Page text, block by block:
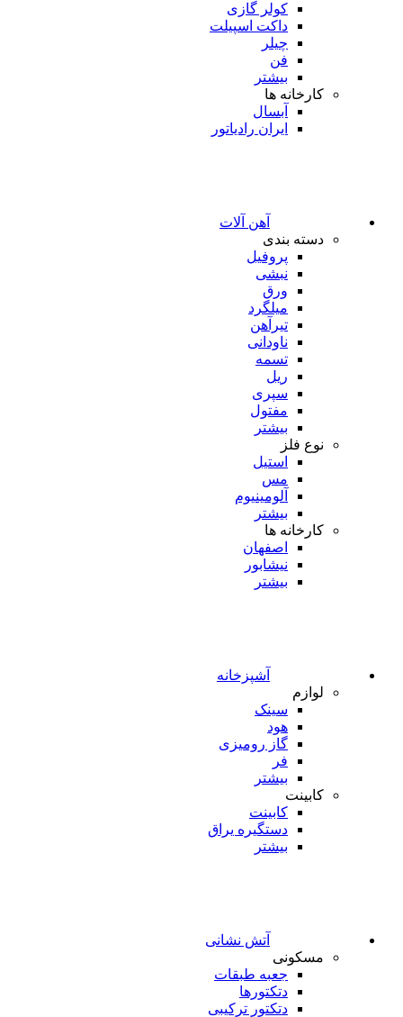
کولر گازی
داکت اسپیلت
چیلر
فن
بیشتر
کارخانه ها
آبسال
ایران رادیاتور
آهن آلات
دسته بندی
پروفیل
نبشی
ورق
میلگرد
تیرآهن
ناودانی
تسمه
ریل
سپری
مفتول
بیشتر
نوع فلز
استیل
مس
آلومینیوم
بیشتر
کارخانه ها
اصفهان
نیشابور
بیشتر
آشپزخانه
لوازم
سینک
هود
گاز رومیزی
فر
بیشتر
کابینت
کابینت
دستگیره یراق
بیشتر
آتش نشانی
مسکونی
جعبه طبقات
دتکتورها
دتکتور ترکیبی